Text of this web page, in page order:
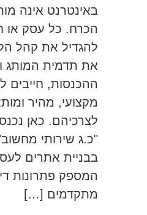
באינטרנט אינה
הכרח. כל עסק או
להגדיל את קהל
את תדמית המותג
ההכנסות, חייבים
מקצועי, מהיר
לצרכיהם. כאן
"כ.ג שירותי
בבניית אתרים
המספק פתרונות
מתקדמים […]